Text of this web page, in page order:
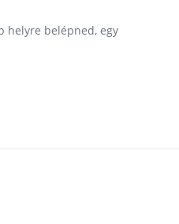
helyre belépned, egy